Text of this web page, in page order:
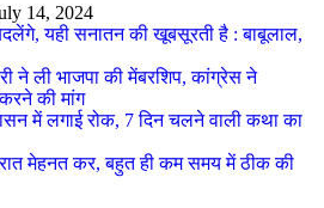
14, 2024
यही सनातन की खूबसूरती है : बाबूलाल,
ने ली भाजपा की मेंबरशिप, कांग्रेस ने
की मांग
में लगाई रोक, 7 दिन चलने वाली कथा का
रात मेहनत कर, बहुत ही कम समय में ठीक की